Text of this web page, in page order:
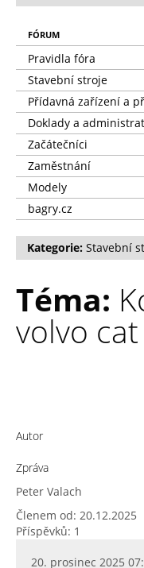
FÓRUM
Pravidla fóra
Stavební stroje
Přídavná zařízení a
Doklady a
Začátečníci
Zaměstnání
Modely
bagry.cz
Kategorie: Stavební
Téma:
volvo
Autor
Zpráva
Peter Valach
Členem od: 20.12.2025
Příspěvků: 1
20. prosinec 2025